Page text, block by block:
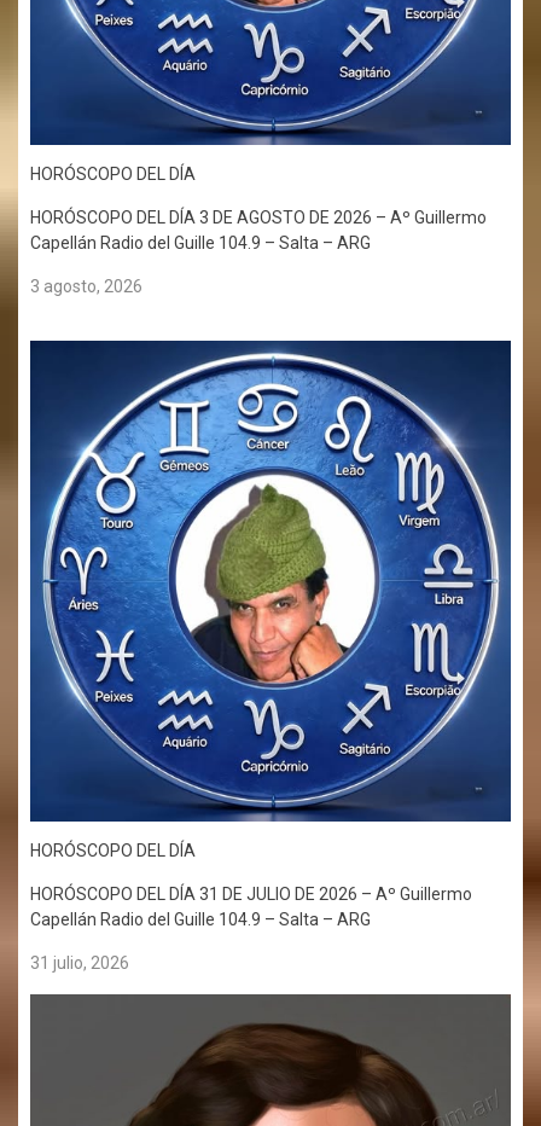
HORÓSCOPO DEL DÍA
HORÓSCOPO DEL DÍA 3 DE AGOSTO DE 2026 – Aº Guillermo
Capellán Radio del Guille 104.9 – Salta – ARG
3 agosto, 2026
HORÓSCOPO DEL DÍA
HORÓSCOPO DEL DÍA 31 DE JULIO DE 2026 – Aº Guillermo
Capellán Radio del Guille 104.9 – Salta – ARG
31 julio, 2026